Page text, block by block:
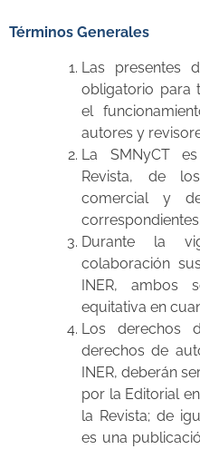
Términos Generales
Las presentes
obligatorio para
el
autores y
La SMNyCT
Revista, de
comercial y
correspondientes.
Durante la
colaboración
INER, ambos
equitativa en
Los derechos
derechos de
INER, deberán
por la Editorial
la Revista; de
es una